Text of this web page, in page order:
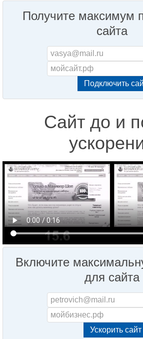
Получите максимум
сайта
Сайт до и
Включите
для сайта